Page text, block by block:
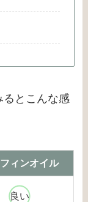
るとこんな感
ィンオイル
良い